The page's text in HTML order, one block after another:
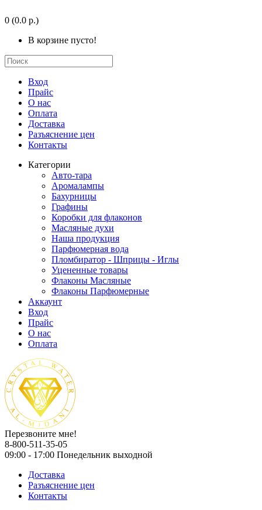
0 (0.0 р.)
В корзине пусто!
Вход
Прайс
О нас
Оплата
Доставка
Разъяснение цен
Контакты
Категории
Авто-тара
Аромалампы
Бахурницы
Графины
Коробки для флаконов
Масляные духи
Наша продукция
Парфюмерная вода
Пломбиратор - Шприцы - Иглы
Уцененные товары
Флаконы Масляные
Флаконы Парфюмерные
Аккаунт
Вход
Прайс
О нас
Оплата
Перезвоните мне!
8-800-511-35-05
09:00 - 17:00 Понедельник выходной
Доставка
Разъяснение цен
Контакты